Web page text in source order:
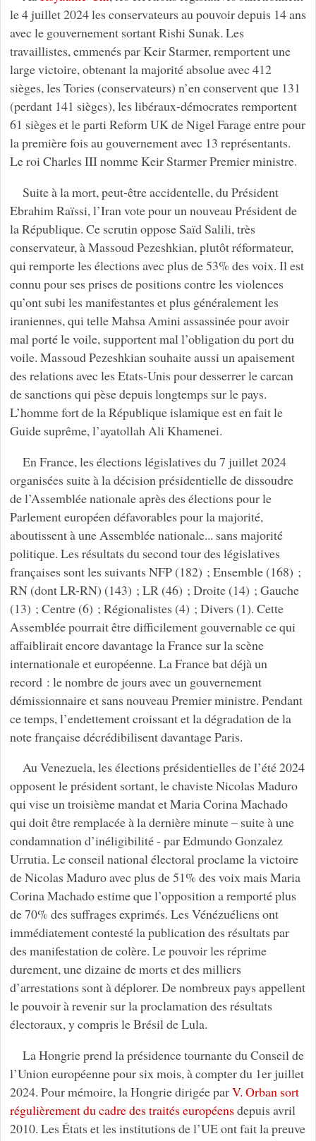
le 4 juillet 2024 les conservateurs au pouvoir depuis 14 ans
avec le gouvernement sortant Rishi Sunak. Les
travaillistes, emmenés par Keir Starmer, remportent une
large victoire, obtenant la majorité absolue avec 412
sièges, les Tories (conservateurs) n’en conservent que 131
(perdant 141 sièges), les libéraux-démocrates remportent
61 sièges et le parti Reform UK de Nigel Farage entre pour
la première fois au gouvernement avec 13 représentants.
Le roi Charles III nomme Keir Starmer Premier ministre.
Suite à la mort, peut-être accidentelle, du Président
Ebrahim Raïssi, l’Iran vote pour un nouveau Président de
la République. Ce scrutin oppose Saïd Salili, très
conservateur, à Massoud Pezeshkian, plutôt réformateur,
qui remporte les élections avec plus de 53% des voix. Il est
connu pour ses prises de positions contre les violences
qu’ont subi les manifestantes et plus généralement les
iraniennes, qui telle Mahsa Amini assassinée pour avoir
mal porté le voile, supportent mal l’obligation du port du
voile. Massoud Pezeshkian souhaite aussi un apaisement
des relations avec les Etats-Unis pour desserrer le carcan
de sanctions qui pèse depuis longtemps sur le pays.
L’homme fort de la République islamique est en fait le
Guide suprême, l’ayatollah Ali Khamenei.
En France, les élections législatives du 7 juillet 2024
organisées suite à la décision présidentielle de dissoudre
de l’Assemblée nationale après des élections pour le
Parlement européen défavorables pour la majorité,
aboutissent à une Assemblée nationale... sans majorité
politique. Les résultats du second tour des législatives
françaises sont les suivants NFP (182) ; Ensemble (168) ;
RN (dont LR-RN) (143) ; LR (46) ; Droite (14) ; Gauche
(13) ; Centre (6) ; Régionalistes (4) ; Divers (1). Cette
Assemblée pourrait être difficilement gouvernable ce qui
affaiblirait encore davantage la France sur la scène
internationale et européenne. La France bat déjà un
record : le nombre de jours avec un gouvernement
démissionnaire et sans nouveau Premier ministre. Pendant
ce temps, l’endettement croissant et la dégradation de la
note française décrédibilisent davantage Paris.
Au Venezuela, les élections présidentielles de l’été 2024
opposent le président sortant, le chaviste Nicolas Maduro
qui vise un troisième mandat et Maria Corina Machado
qui doit être remplacée à la dernière minute – suite à une
condamnation d’inéligibilité - par Edmundo Gonzalez
Urrutia. Le conseil national électoral proclame la victoire
de Nicolas Maduro avec plus de 51% des voix mais Maria
Corina Machado estime que l’opposition a remporté plus
de 70% des suffrages exprimés. Les Vénézuéliens ont
immédiatement contesté la publication des résultats par
des manifestation de colère. Le pouvoir les réprime
durement, une dizaine de morts et des milliers
d’arrestations sont à déplorer. De nombreux pays appellent
le pouvoir à revenir sur la proclamation des résultats
électoraux, y compris le Brésil de Lula.
La Hongrie prend la présidence tournante du Conseil de
l’Union européenne pour six mois, à compter du 1er juillet
2024. Pour mémoire, la Hongrie dirigée parV. Orban sort
régulièrement du cadre des traités européensdepuis avril
2010. Les États et les institutions de l’UE ont fait la preuve